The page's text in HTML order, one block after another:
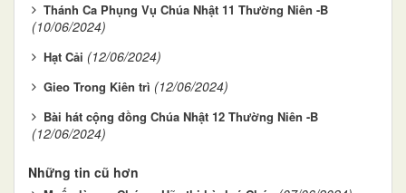
Thánh Ca Phụng Vụ Chúa Nhật 11 Thường Niên -B
(10/06/2024)
Hạt Cải (12/06/2024)
Gieo Trong Kiên trì (12/06/2024)
Bài hát cộng đồng Chúa Nhật 12 Thường Niên -B
(12/06/2024)
Những tin cũ hơn